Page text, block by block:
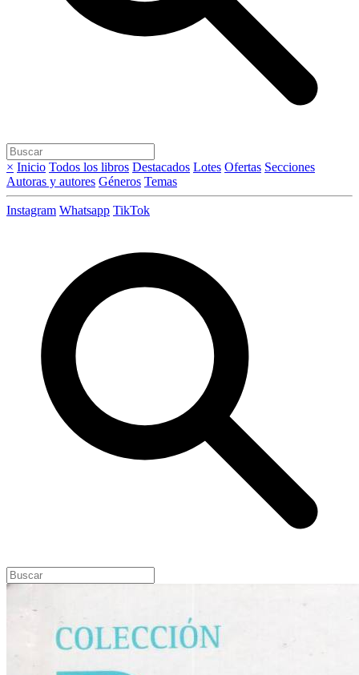
× Inicio Todos los libros Destacados Lotes Ofertas Secciones
Autoras y autores Géneros Temas
Instagram Whatsapp TikTok